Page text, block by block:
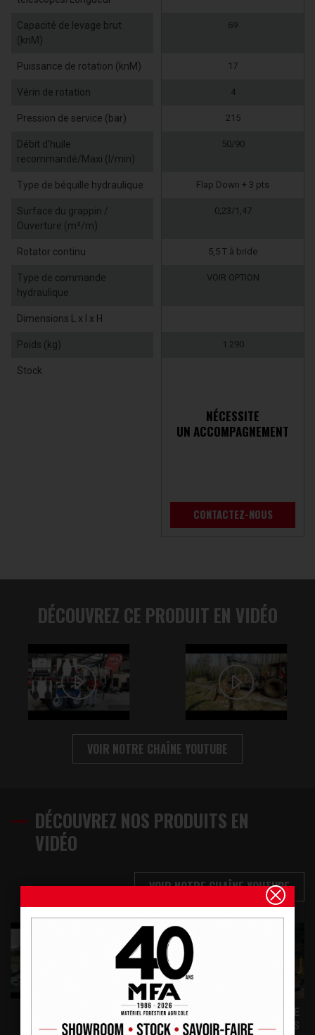
Capacité de levage brut
(knM)
Puissance de rotation (knM)
Vérin de rotation
Pression de service (bar)
Débit d’huile
recommandé/Maxi (l/min)
Type de béquille hydraulique
Surface du grappin /
Ouverture (m²/m)
Rotator continu
Type de commande
hydraulique
Dimensions L x l x H
Poids (kg)
Stock
69
17
4
215
50/90
Flap Down + 3 pts
0,23/1,47
5,5 T à bride
VOIR OPTION
1 290
NÉCESSITE
UN ACCOMPAGNEMENT
CONTACTEZ-NOUS
DÉCOUVREZ CE PRODUIT EN VIDÉO
VOIR NOTRE CHAÎNE YOUTUBE
DÉCOUVREZ NOS PRODUITS EN
VIDÉO
VOIR NOTRE CHAÎNE YOUTUBE
FILM PRÉSENTATION
SOCIÉTÉ MFA
PALMS 1ER FABRICANT DE
REMORQUES FORESTIÈRES